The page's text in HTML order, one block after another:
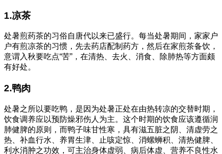
1.凉茶
处暑煎药茶的习俗自唐代以来已盛行。每当处暑期间，家家户
户有煎凉茶的习惯，先去药店配制药方，然后在家煎茶备饮，
意谓入秋要吃点“苦”，在清热、去火、消食、除肺热等方面颇
有好处。
2.鸭肉
处暑之所以要吃鸭，是因为处暑正处在由热转凉的交替时期，
饮食调养应以预防燥邪伤人为主。这个时期的饮食应该遵循润
肺健脾的原则，而鸭子味甘性寒，具有滋五脏之阴、清虚劳之
热、补血行水、养胃生津、止咳定惊、消螺蛳积、清热健脾、
利水消肿之功效，可主治身体虚弱、病后体虚、营养不良性水